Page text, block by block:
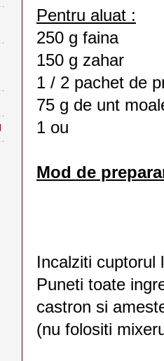
Pentru aluat :
250 g faina
150 g zahar
1 / 2 pachet de
75 g de unt
1 ou
Mod de
Incalziti cuptorul
Puneti toate
castron si
(nu folositi